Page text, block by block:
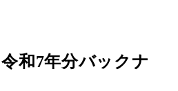
和7年分バックナ